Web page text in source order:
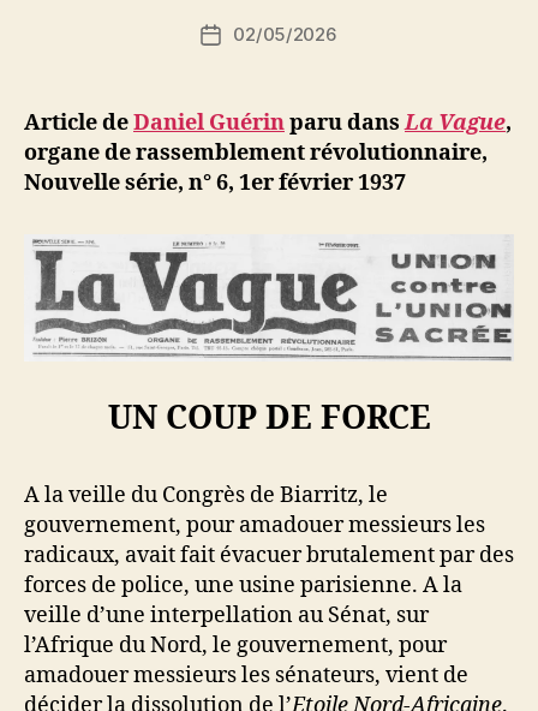
Auteur
de
N
ji
Date02/05/2026
Article deDaniel Guérinparu dansLa Vague,
organe de rassemblement révolutionnaire,
Nouvelle série, n° 6, 1er février 1937
UN COUP DE FORCE
A la veille du Congrès de Biarritz, le
gouvernement, pour amadouer messieurs les
radicaux, avait fait évacuer brutalement par des
forces de police, une usine parisienne. A la
veille d’une interpellation au Sénat, sur
l’Afrique du Nord, le gouvernement, pour
amadouer messieurs les sénateurs, vient de